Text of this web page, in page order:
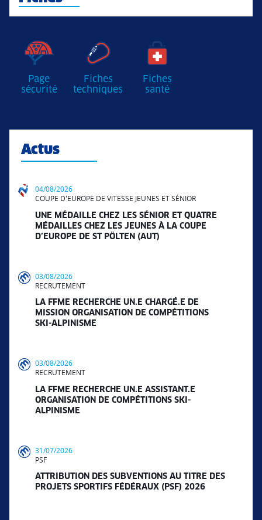
Page
sécurité
Fiches
techniques
Fiches
santé
Actus
04/08/2026
COUPE D'EUROPE DE VITESSE JEUNES ET SÉNIOR
UNE MÉDAILLE CHEZ LES SÉNIOR ET QUATRE
MÉDAILLES CHEZ LES JEUNES À LA COUPE
D’EUROPE DE ST PÖLTEN (AUT)
03/08/2026
RECRUTEMENT
LA FFME RECHERCHE UN.E CHARGÉ.E DE
MISSION ORGANISATION DE COMPÉTITIONS
SKI-ALPINISME
03/08/2026
RECRUTEMENT
LA FFME RECHERCHE UN.E ASSISTANT.E
ORGANISATION DE COMPÉTITIONS SKI-
ALPINISME
31/07/2026
PSF
ATTRIBUTION DES SUBVENTIONS AU TITRE DES
PROJETS SPORTIFS FÉDÉRAUX (PSF) 2026